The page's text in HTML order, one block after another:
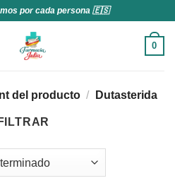
por cada persona 🇪🇸
0
del producto / Dutasterida
FILTRAR